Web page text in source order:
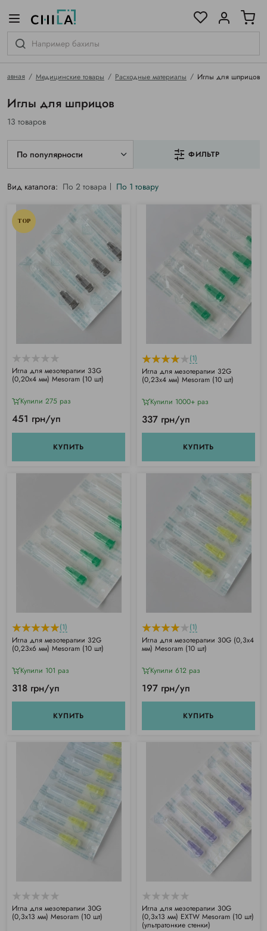
Главная Медицинские товары Расходные материалы Иглы для шприцов
Иглы для шприцов
13 товаров
По популярности ФИЛЬТР
Вид каталога: По 2 товара По 1 товару
TOP
Игла для мезотерапии 33G
(0,20x4 мм) Mesoram (10 шт)
Купили 275 раз
451 грн/уп
КУПИТЬ
(1)
Игла для мезотерапии 32G
(0,23x4 мм) Mesoram (10 шт)
Купили 1000+ раз
337 грн/уп
КУПИТЬ
(1)
Игла для мезотерапии 32G
(0,23x6 мм) Mesoram (10 шт)
Купили 101 раз
318 грн/уп
КУПИТЬ
(1)
Игла для мезотерапии 30G (0,3x4
мм) Mesoram (10 шт)
Купили 612 раз
197 грн/уп
КУПИТЬ
Игла для мезотерапии 30G
(0,3х13 мм) Mesoram (10 шт)
Игла для мезотерапии 30G
(0,3х13 мм) EXTW Mesoram (10 шт)
(ультратонкие стенки)
гамме